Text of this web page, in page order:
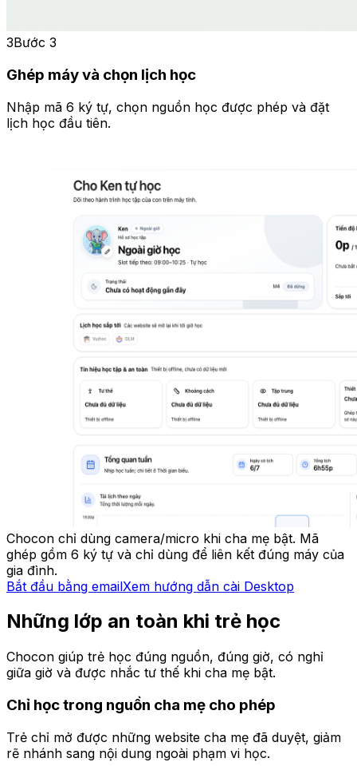
3Bước 3
Ghép máy và chọn lịch học
Nhập mã 6 ký tự, chọn nguồn học được phép và đặt
lịch học đầu tiên.
Chocon chỉ dùng camera/micro khi cha mẹ bật. Mã
ghép gồm 6 ký tự và chỉ dùng để liên kết đúng máy của
gia đình.
Bắt đầu bằng emailXem hướng dẫn cài Desktop
Những lớp an toàn khi trẻ học
Chocon giúp trẻ học đúng nguồn, đúng giờ, có nghỉ
giữa giờ và được nhắc tư thế khi cha mẹ bật.
Chỉ học trong nguồn cha mẹ cho phép
Trẻ chỉ mở được những website cha mẹ đã duyệt, giảm
rẽ nhánh sang nội dung ngoài phạm vi học.